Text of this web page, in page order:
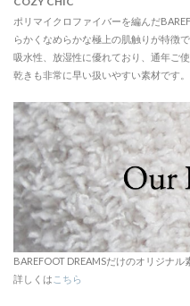
ポリマイクロファイバーを編んだ
らかくなめらかな極上の肌触りが特徴で
吸水性、放湿性に優れており、通年ご
乾きも非常に早い扱いやすい素材です。
BAREFOOT DREAMSだけのオリジナル
詳しくは こちら